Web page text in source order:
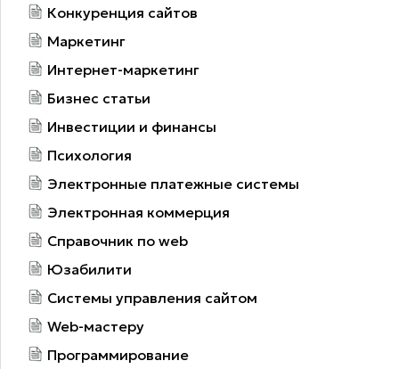
Конкуренция сайтов
Маркетинг
Интернет-маркетинг
Бизнес статьи
Инвестиции и финансы
Психология
Электронные платежные системы
Электронная коммерция
Справочник по web
Юзабилити
Системы управления сайтом
Web-мастеру
Программирование